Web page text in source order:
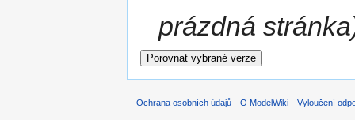
prázdná
Ochrana osobních údajů O ModelWiki Vyloučení